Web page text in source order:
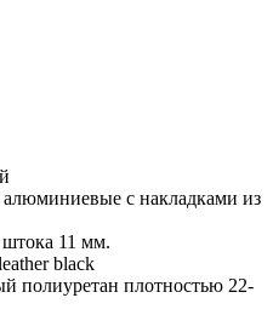
с накладками из
11 мм.
black
полиуретан плотностью 22-